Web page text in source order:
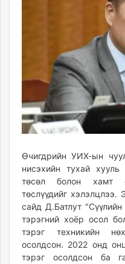
today.mn
zuv.mn
mminfo.mn
urlag.mn
unen.mn
asu.mn
shudarga.mn
shuurhai.mn
unuudur.mn
isee.mn
Өчигдрийн УИХ-ын
нисэхийн тухай хууль
төсөл болон хамт
төслүүдийг хэлэлцлээ.
сайд Д.Батлут
тэрэгний хоёр осол
тэрэг техникийн
осолдсон. 2022 онд
тэрэг осолдсон ба